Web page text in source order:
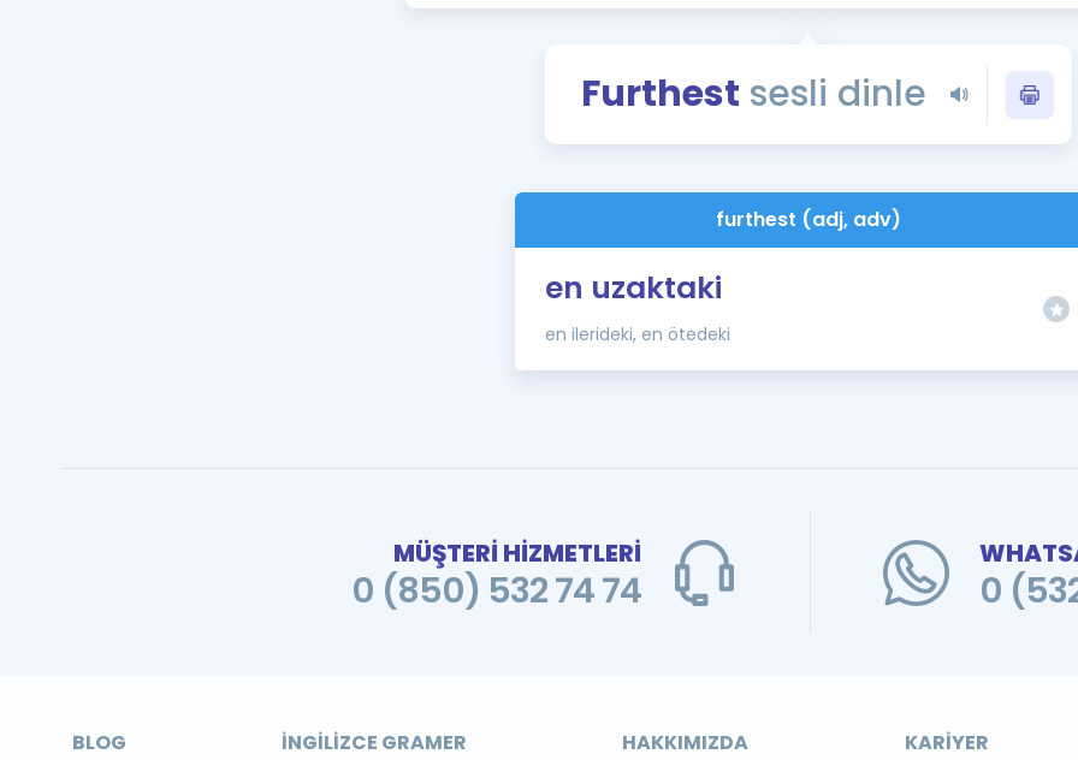
YDS - YÖKDİL
İngilizce Gramer
Furthest sesli dinle
furthest (adj, adv)
en uzaktaki
en ilerideki, en ötedeki
MÜŞTERİ HİZMETLERİ
0 (850) 532 74 74 0
BLOG İNGILIZCE GRAMER HAKKIMIZDA KARIYER